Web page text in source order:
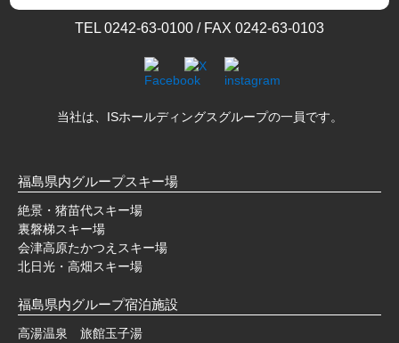
TEL 0242-63-0100 / FAX 0242-63-0103
当社は、 ISホールディングスグループの一員です。
福島県内グループスキー場
絶景・猪苗代スキー場
裏磐梯スキー場
会津高原たかつえスキー場
北日光・高畑スキー場
福島県内グループ宿泊施設
高湯温泉 旅館玉子湯